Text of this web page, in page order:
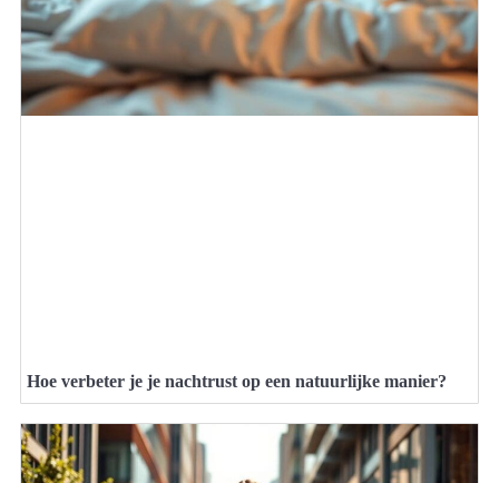
Hoe verbeter je je nachtrust op een natuurlijke manier?